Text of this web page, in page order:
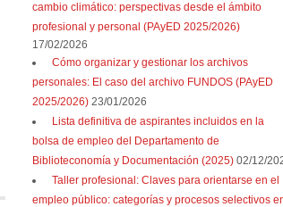
cambio climático: perspectivas desde el ámbito
profesional y personal (PAyED 2025/2026)
17/02/2026
Cómo organizar y gestionar los archivos
personales: El caso del archivo FUNDOS (PAyED
2025/2026) 23/01/2026
Lista definitiva de aspirantes incluidos en la
bolsa de empleo del Departamento de
Biblioteconomía y Documentación (2025) 02/12/
Taller profesional: Claves para orientarse en el
empleo público: categorías y procesos selectivos